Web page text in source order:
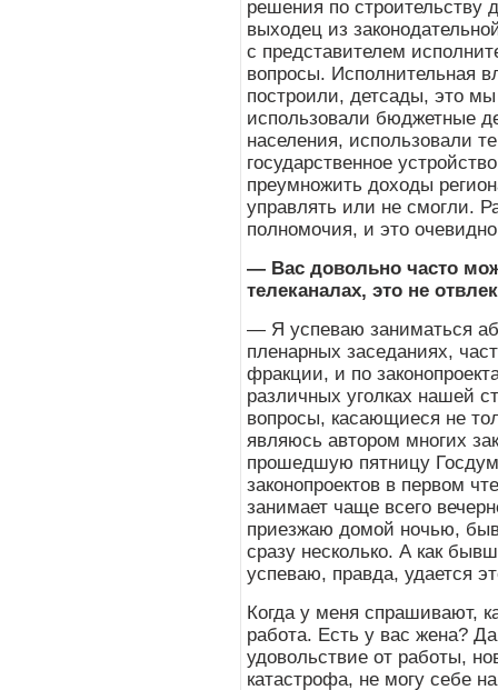
решения по строительству
выходец из
с представителем
вопросы. Исполнительная
построили, детсады, это
использовали бюджетные
населения, использовали
государственное
преумножить доходы
управлять или не смогли.
полномочия, и это
— Вас довольно часто
телеканалах, это не
— Я успеваю заниматься
пленарных заседаниях,
фракции, и по
различных уголках нашей
вопросы, касающиеся не
являюсь автором многих
прошедшую пятницу
законопроектов в первом
занимает чаще всего
приезжаю домой ночью,
сразу несколько. А как
успеваю, правда, удается
Когда у меня спрашивают,
работа. Есть у вас жена?
удовольствие от работы,
катастрофа, не могу себе